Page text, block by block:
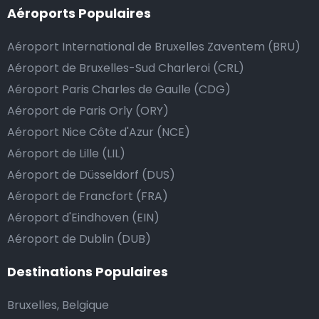
dépasse vos attentes, vous avez bien sûr la possibilité
La manière la plus simple pour ce faire est d’arrondir
le prix de la course au montant supérieur, ou de dire
au chauffeur de ne pas rendre la monnaie après lui
avoir donné un billet plus élevé que le prix de la
course.
Combien coûte une navette d’aéroport à
Bodrum?
L’un des plus gros avantages des transports
pour votre navette.
Contrairement aux taxis traditionnels, nous n’ajoutons
Aéroports Populaires
Aéroport International de Bruxelles Zaventem (BRU)
Aéroport de Bruxelles-Sud Charleroi (CRL)
Aéroport Paris Charles de Gaulle (CDG)
Aéroport de Paris Orly (ORY)
Aéroport Nice Côte d'Azur (NCE)
Aéroport de Lille (LIL)
Aéroport de Düsseldorf (DUS)
Aéroport de Francfort (FRA)
Aéroport d'Eindhoven (EIN)
Aéroport de Dublin (DUB)
Destinations Populaires
Bruxelles, Belgique